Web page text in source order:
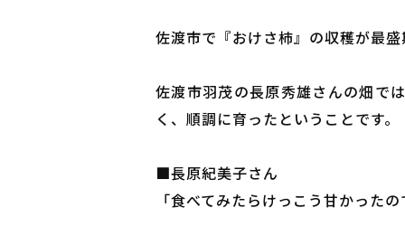
佐渡市で『おけさ柿』の収穫が最
佐渡市羽茂の長原秀雄さんの畑で
く、順調に育ったということです。
■長原紀美子さん
「食べてみたらけっこう甘かった